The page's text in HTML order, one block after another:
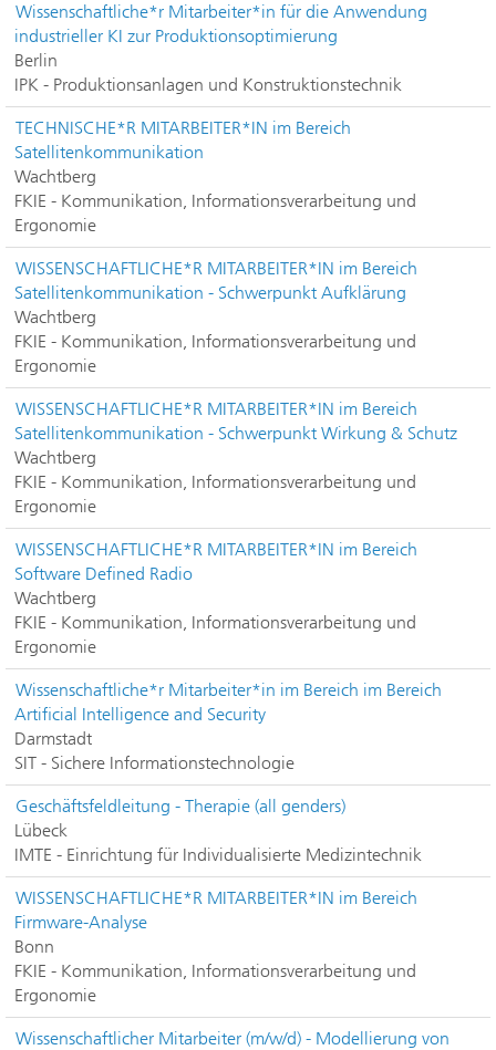
Wissenschaftliche*r Mitarbeiter*in für die Anwendung
industrieller KI zur Produktionsoptimierung
Berlin
IPK - Produktionsanlagen und Konstruktionstechnik
TECHNISCHE*R MITARBEITER*IN im Bereich
Satellitenkommunikation
Wachtberg
FKIE - Kommunikation, Informationsverarbeitung und
Ergonomie
WISSENSCHAFTLICHE*R MITARBEITER*IN im Bereich
Satellitenkommunikation - Schwerpunkt Aufklärung
Wachtberg
FKIE - Kommunikation, Informationsverarbeitung und
Ergonomie
WISSENSCHAFTLICHE*R MITARBEITER*IN im Bereich
Satellitenkommunikation - Schwerpunkt Wirkung & Schutz
Wachtberg
FKIE - Kommunikation, Informationsverarbeitung und
Ergonomie
WISSENSCHAFTLICHE*R MITARBEITER*IN im Bereich
Software Defined Radio
Wachtberg
FKIE - Kommunikation, Informationsverarbeitung und
Ergonomie
Wissenschaftliche*r Mitarbeiter*in im Bereich im Bereich
Artificial Intelligence and Security
Darmstadt
SIT - Sichere Informationstechnologie
Geschäftsfeldleitung - Therapie (all genders)
Lübeck
IMTE - Einrichtung für Individualisierte Medizintechnik
WISSENSCHAFTLICHE*R MITARBEITER*IN im Bereich
Firmware-Analyse
Bonn
FKIE - Kommunikation, Informationsverarbeitung und
Ergonomie
Wissenschaftlicher Mitarbeiter (m/w/d) - Modellierung von